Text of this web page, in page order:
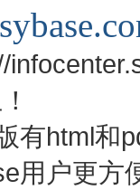
有html和
用户更方